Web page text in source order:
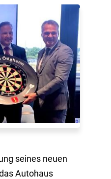
seines neuen
Autohaus